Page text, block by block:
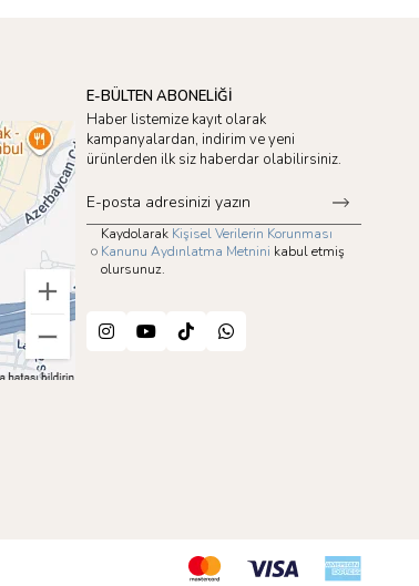
E-BÜLTEN ABONELİĞİ
Haber listemize kayıt olarak
kampanyalardan, indirim ve yeni
ürünlerden ilk siz haberdar olabilirsiniz.
Kaydolarak Kişisel Verilerin Korunması
Kanunu Aydınlatma Metnini kabul etmiş
olursunuz.